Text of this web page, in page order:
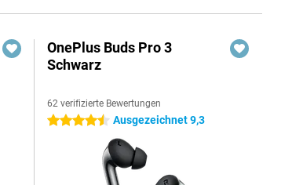
OnePlus Buds Pro 3
Schwarz
62 verifizierte Bewertungen
4.5 Sterne Ausgezeichnet 9,3